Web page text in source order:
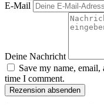
E-Mail
Deine Nachricht
Save my name,
time I comment.
Rezension absenden